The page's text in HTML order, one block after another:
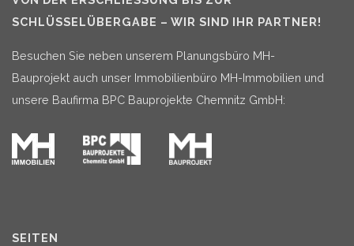
CHLÜSSELÜBERGABE – WIR SIND IHR PARTNER!
Besuchen Sie neben unserem Planungsbüro MH-
Bauprojekt auch unser Immobilienbüro MH-Immobilien und
unsere Baufirma BPC Bauprojekte Chemnitz GmbH:
SEITEN